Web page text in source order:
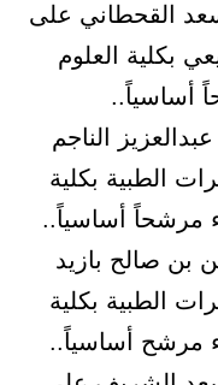
القحطاني على
بكلية العلوم
أساسياً..
الناجم
الطبية بكلية
مرشحاً أساسياً..
بن صالح بازيد
الطبية بكلية
مرشح أساسياً..